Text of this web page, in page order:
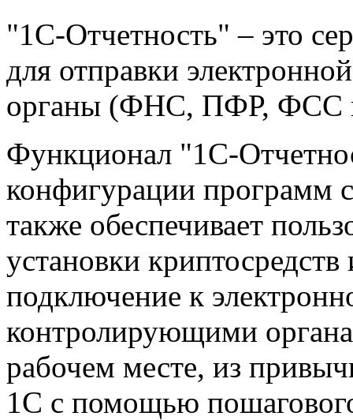
"1С-Отчетность" – это
для отправки
органы (ФНС, ПФР, ФСС и
Функционал "1С-
конфигурации программ
также обеспечивает
установки
подключение к
контролирующими
рабочем месте, из
1С с помощью